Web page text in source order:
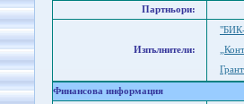
Партньори:
Изпълнители:
"БИК-
Финансова информация